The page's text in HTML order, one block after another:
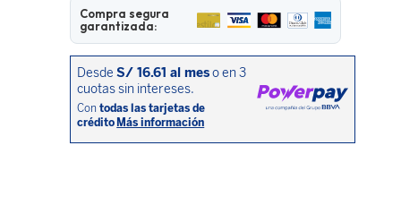
Compra segura
garantizada: